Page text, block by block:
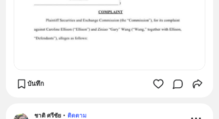
บันทึก
ชาติ ศรีชัย • ติดตาม